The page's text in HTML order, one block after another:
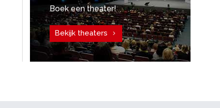
Boek een theater!
Bekijk theaters